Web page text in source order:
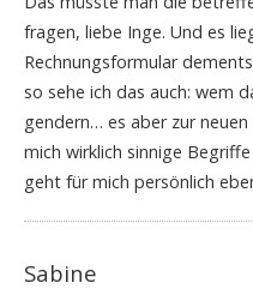
fragen, liebe Inge. Und es
Rechnungsformular
so sehe ich das auch: wem
gendern… es aber zur
mich wirklich sinnige
geht für mich persönlich
Sabine